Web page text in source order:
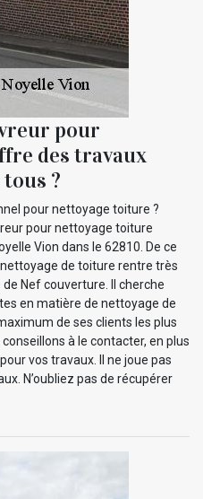
pour
des travaux
?
pour nettoyage toiture ?
pour nettoyage toiture
Vion dans le 62810. De ce
de toiture rentre très
Nef couverture. Il cherche
en matière de nettoyage de
de ses clients les plus
à le contacter, en plus
vos travaux. Il ne joue pas
N’oubliez pas de récupérer